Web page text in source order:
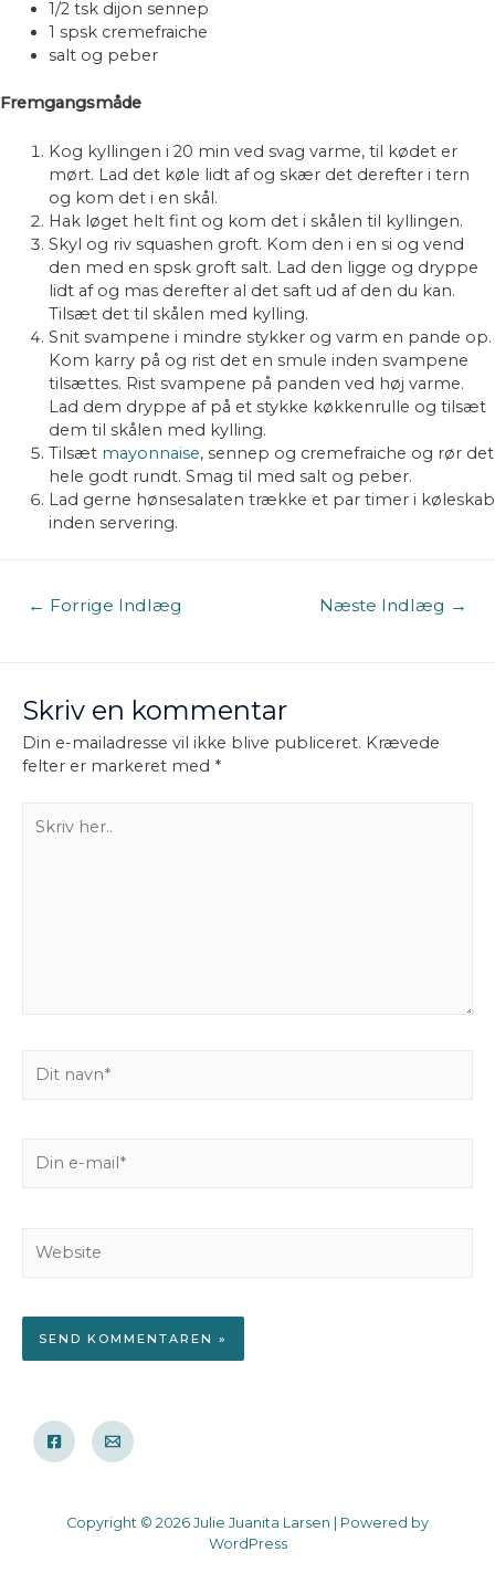
1/2 tsk dijon sennep
1 spsk cremefraiche
salt og peber
Fremgangsmåde
Kog kyllingen i 20 min ved svag varme, til kødet er
mørt. Lad det køle lidt af og skær det derefter i tern
og kom det i en skål.
Hak løget helt fint og kom det i skålen til kyllingen.
Skyl og riv squashen groft. Kom den i en si og vend
den med en spsk groft salt. Lad den ligge og dryppe
lidt af og mas derefter al det saft ud af den du kan.
Tilsæt det til skålen med kylling.
Snit svampene i mindre stykker og varm en pande op.
Kom karry på og rist det en smule inden svampene
tilsættes. Rist svampene på panden ved høj varme.
Lad dem dryppe af på et stykke køkkenrulle og tilsæt
dem til skålen med kylling.
Tilsæt mayonnaise, sennep og cremefraiche og rør det
hele godt rundt. Smag til med salt og peber.
Lad gerne hønsesalaten trække et par timer i køleskab
inden servering.
Indlægsnavigation
← Forrige Indlæg Næste Indlæg →
Skriv en kommentar
Din e-mailadresse vil ikke blive publiceret. Krævede
felter er markeret med *
her..
navn*
Copyright © 2026 Julie Juanita Larsen | Powered by
WordPress